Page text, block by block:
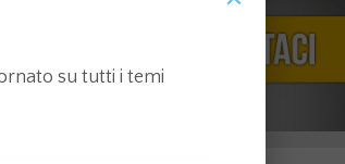
su tutti i temi